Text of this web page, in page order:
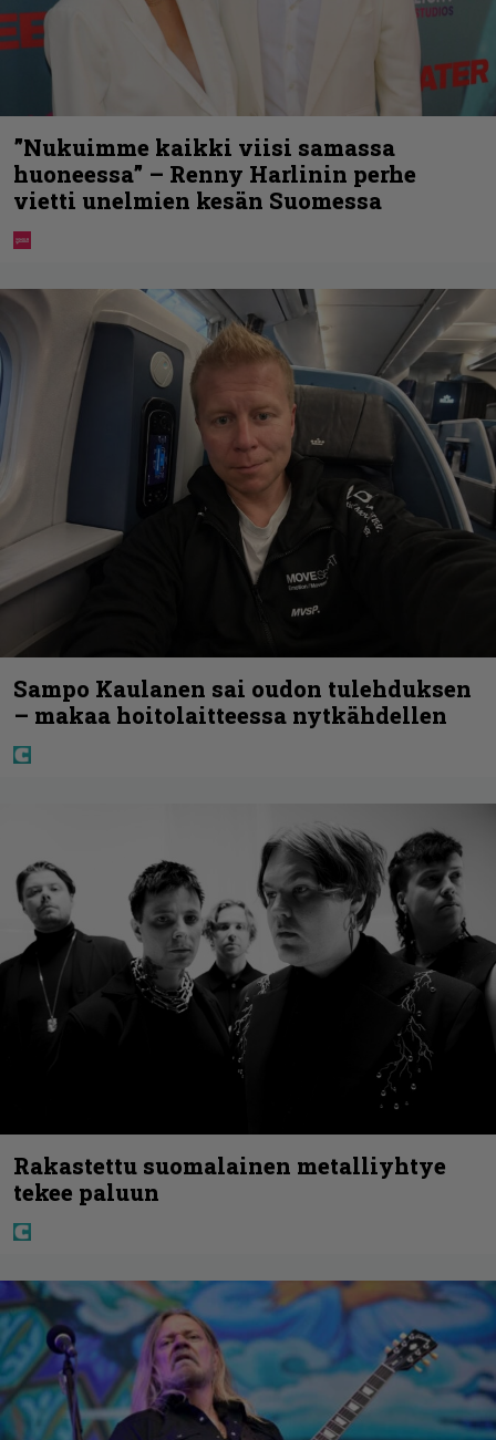
”Nukuimme kaikki viisi samassa
huoneessa” – Renny Harlinin perhe
vietti unelmien kesän Suomessa
Sampo Kaulanen sai oudon tulehduksen
– makaa hoitolaitteessa nytkähdellen
Rakastettu suomalainen metalliyhtye
tekee paluun